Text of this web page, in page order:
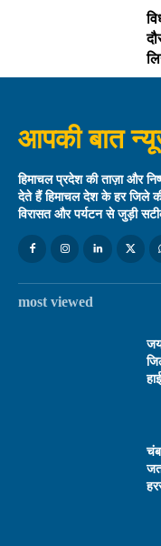
आपकी बात
हिमाचल प्रदेश की ताज़ा और
देते हैं हिमाचल देश के हर जिले
विरासत और पर्यटन से जुड़ी
most viewed